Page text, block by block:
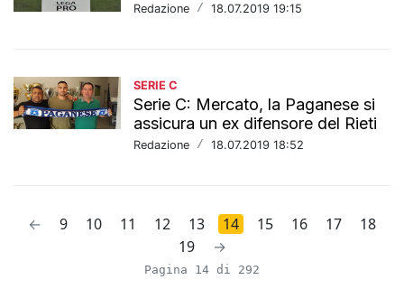
Redazione / 18.07.2019 19:15
SERIE C
Serie C: Mercato, la Paganese si
assicura un ex difensore del Rieti
Redazione / 18.07.2019 18:52
← 9 10 11 12 13 14 15 16 17
18
19
→
Pagina 14 di 292